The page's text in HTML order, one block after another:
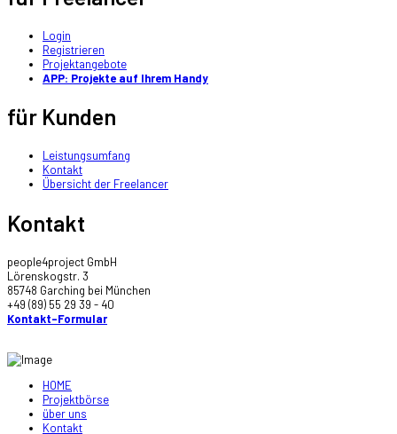
Login
Registrieren
Projektangebote
APP: Projekte auf Ihrem Handy
für Kunden
Leistungsumfang
Kontakt
Übersicht der Freelancer
Kontakt
people4project GmbH
Lörenskogstr. 3
85748 Garching bei München
+49 (89) 55 29 39 - 40
Kontakt-Formular
HOME
Projektbörse
über uns
Kontakt